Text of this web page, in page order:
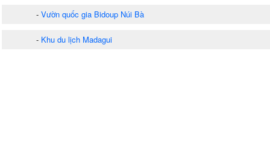
- Vườn quốc gia Bidoup Núi Bà
- Khu du lịch Madagui